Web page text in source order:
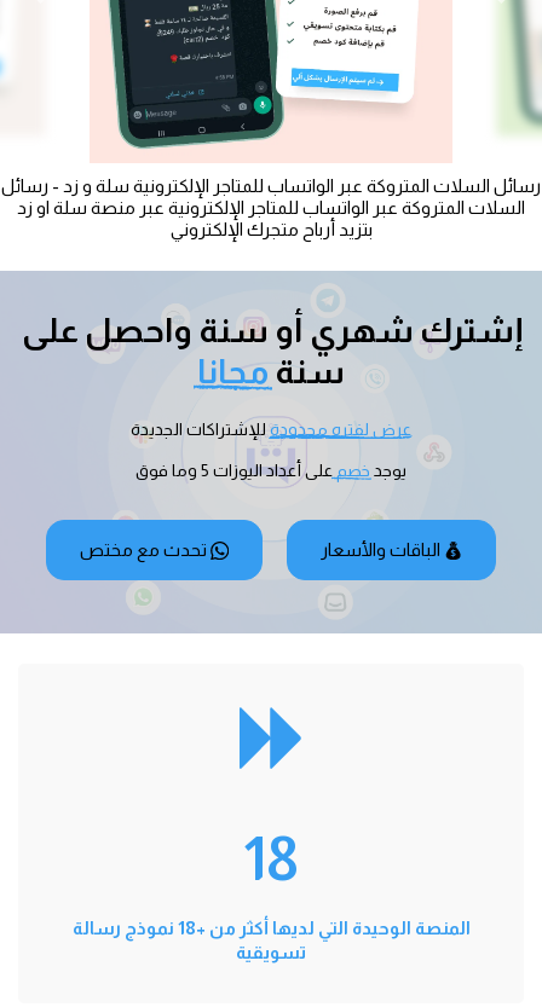
رسائل السلات المتروكة عبر الواتساب للمتاجر الإلكترونية سلة و زد - رسائل
السلات المتروكة عبر الواتساب للمتاجر الإلكترونية عبر منصة سلة او زد
بتزيد أرباح متجرك الإلكتروني
سنة مجانا
عرض لفتره محدودة للإشتراكات الجديدة
يوجد خصم على أعداد اليوزات 5 وما فوق
الباقات والأسعار تحدث مع مختص
18
المنصة الوحيدة التي لديها أكثر من +18 نموذج رسالة
تسويقية